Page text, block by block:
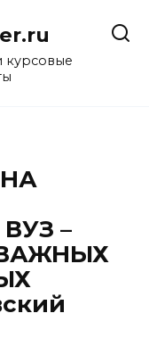
курсовые
–